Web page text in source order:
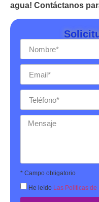
agua! Contáctanos
* Campo obligatorio
He leído Las Políticas de